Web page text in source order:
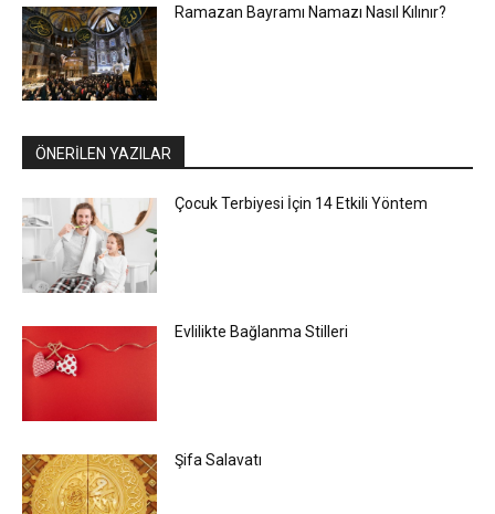
Ramazan Bayramı Namazı Nasıl Kılınır?
ÖNERİLEN YAZILAR
Çocuk Terbiyesi İçin 14 Etkili Yöntem
Evlilikte Bağlanma Stilleri
Şifa Salavatı